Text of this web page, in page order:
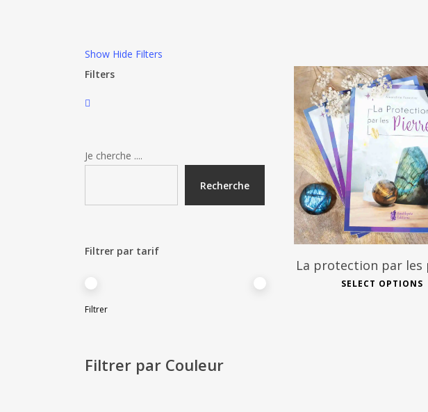
Show Hide Filters
Filters
Close
Je cherche ....
Recherche
Filtrer par tarif
Filtrer
Filtrer par Couleur
19
La protection par les
SELECT OPTIONS